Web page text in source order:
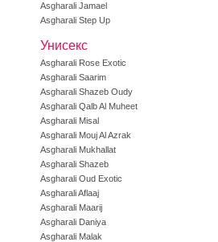
Asgharali Jamael
Asgharali Step Up
Унисекс
Asgharali Rose Exotic
Asgharali Saarim
Asgharali Shazeb Oudy
Asgharali Qalb Al Muheet
Asgharali Misal
Asgharali Mouj Al Azrak
Asgharali Mukhallat
Asgharali Shazeb
Asgharali Oud Exotic
Asgharali Aflaaj
Asgharali Maarij
Asgharali Daniya
Asgharali Malak